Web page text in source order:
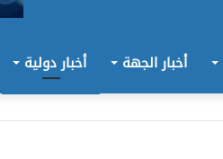
أخبار الجهة أخبار دولية